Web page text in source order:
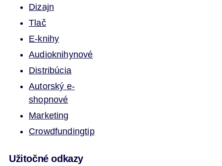
Dizajn
Tlač
E-knihy
Audioknihynové
Distribúcia
Autorský e-
shopnové
Marketing
Crowdfundingtip
Užitočné odkazy